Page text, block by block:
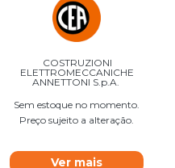
COSTRUZIONI
ELETTROMECCANICHE
ANNETTONI S.p.A.
Sem estoque no momento.
Preço sujeito a alteração.
Ver mais